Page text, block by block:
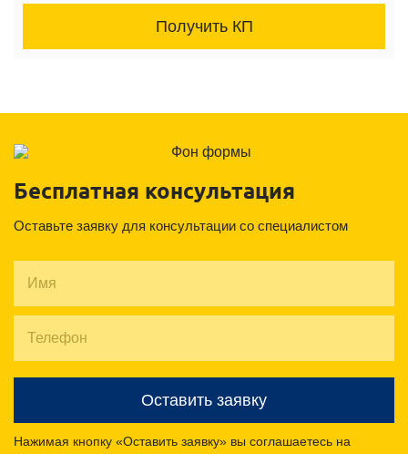
Получить КП
Бесплатная консультация
Оставьте заявку для консультации со специалистом
Оставить заявку
Нажимая кнопку «Оставить заявку» вы соглашаетесь на